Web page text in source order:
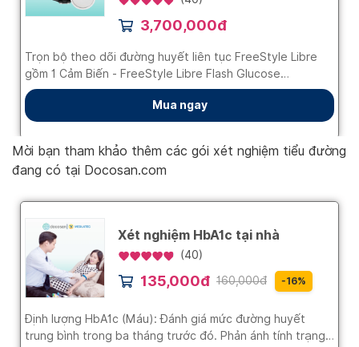
Mời bạn tham khảo thêm các gói xét nghiệm tiểu đường
đang có tại Docosan.com